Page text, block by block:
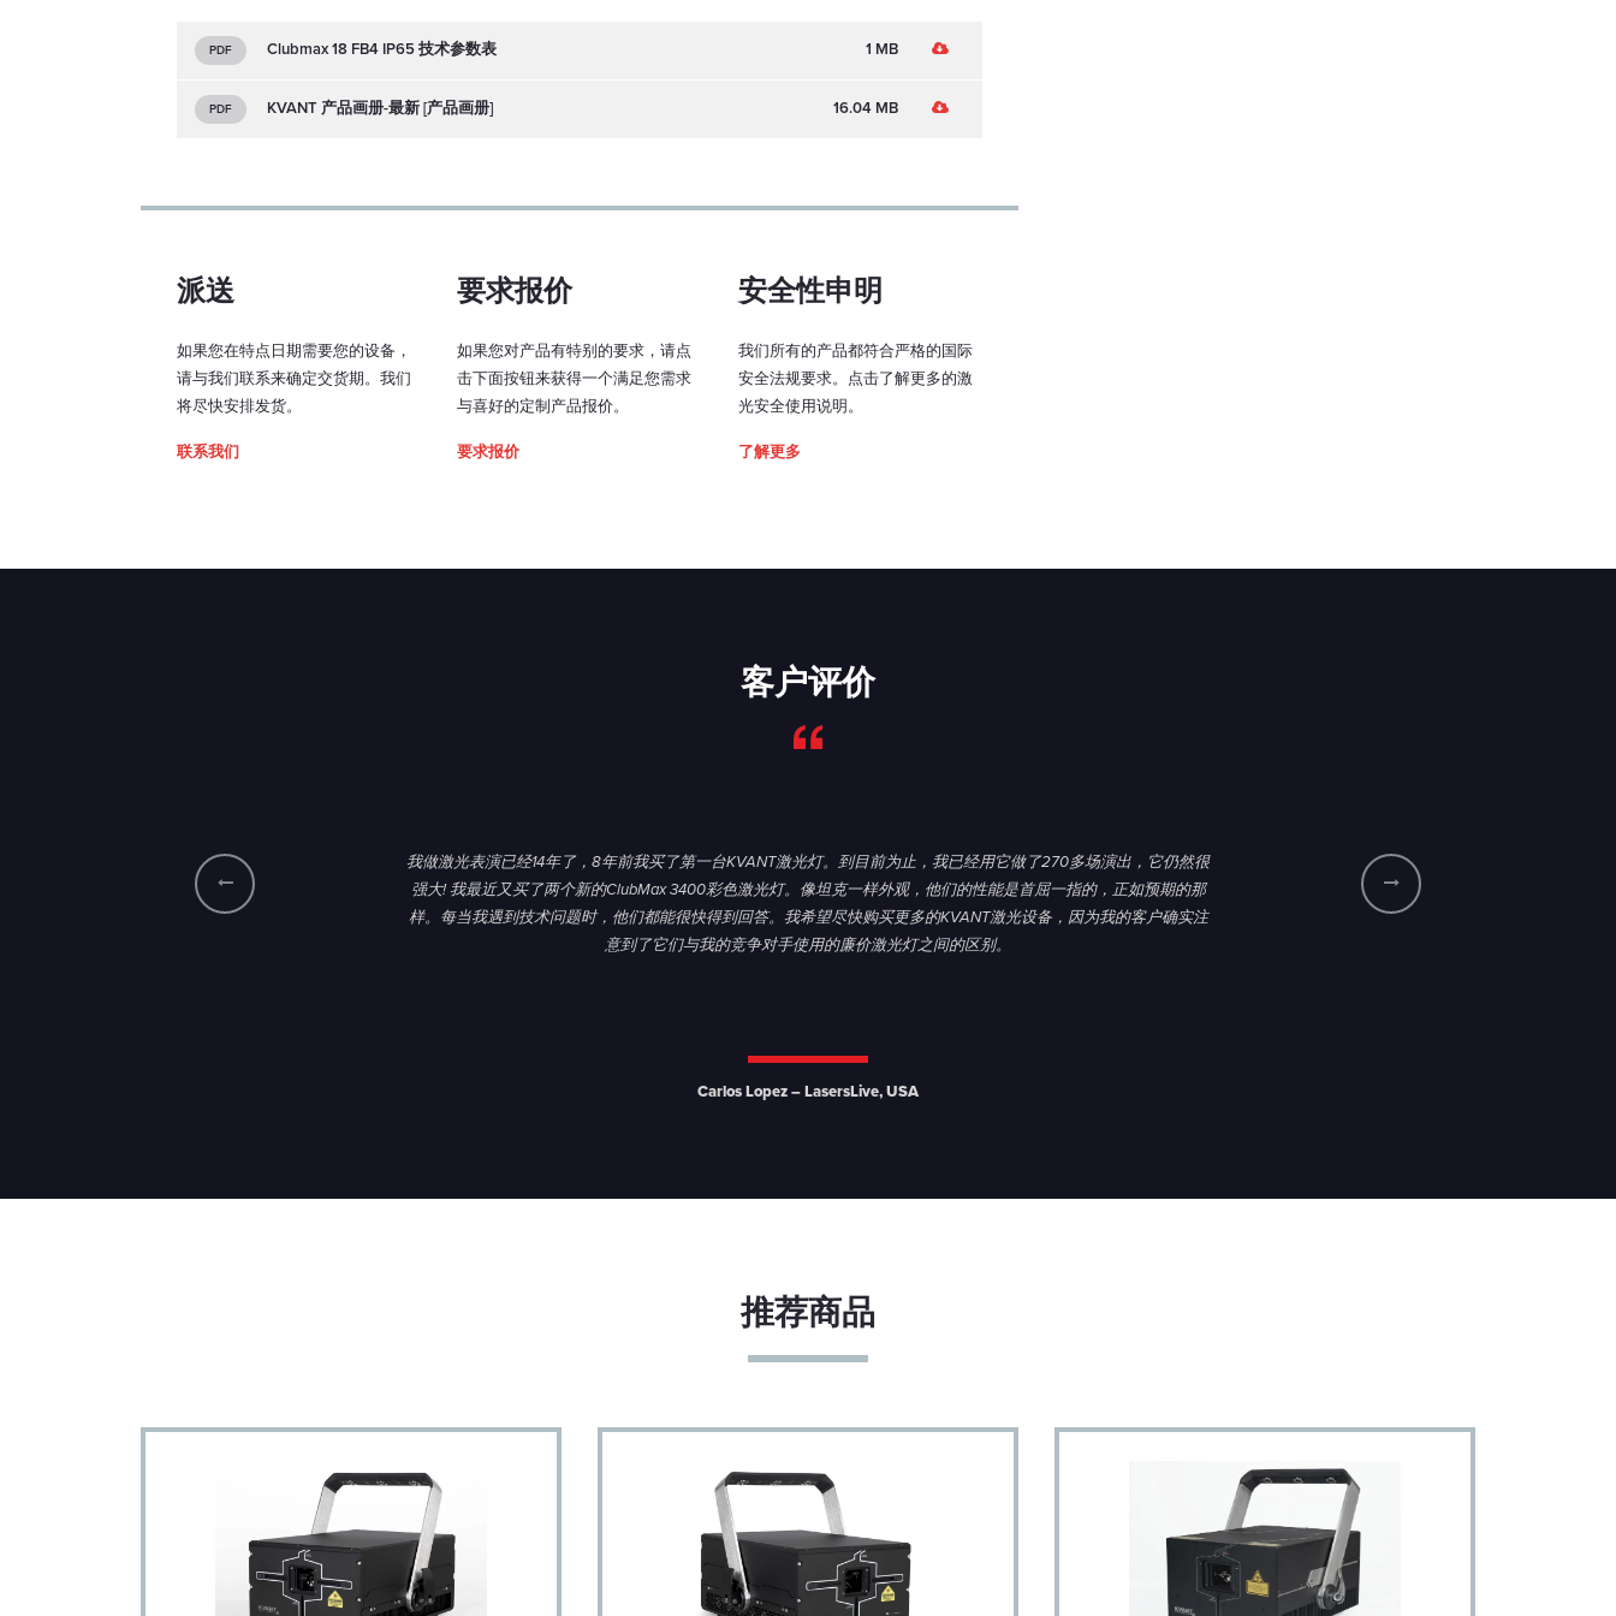
要用干确保观众扫描式激光表演的安全性，其中激光束与观看表演的
人直接接触。
定制 RAL 外壳(增加 2周的制造时
PDF Clubmax 18 FB4 IP65 技术参数表 1 MB
PDF KVANT 产品画册-最新 [产品画册] 16.04 MB
派送
如果您在特点日期需要您的设备，
请与我们联系来确定交货期。我们
将尽快安排发货。
联系我们
要求报价
如果您对产品有特别的要求，请点
击下面按钮来获得一个满足您需求
与喜好的定制产品报价。
要求报价
安全性申明
我们所有的产品都符合严格的国际
安全法规要求。点击了解更多的激
光安全使用说明。
了解更多
客户评价
我做激光表演已经14年了，8年前我买了第一台KVANT激光灯。到目前为止，我已经用它做了270多场演出，它仍然很
强大! 我最近又买了两个新的ClubMax 3400彩色激光灯。像坦克一样外观，他们的性能是首屈一指的，正如预期的那
样。每当我遇到技术问题时，他们都能很快得到回答。我希望尽快购买更多的KVANT激光设备，因为我的客户确实注
意到了它们与我的竞争对手使用的廉价激光灯之间的区别。
Carlos Lopez – LasersLive, USA
推荐商品